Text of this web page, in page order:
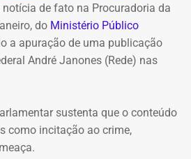
de fato na Procuradoria da
do Ministério Público
a apuração de uma publicação
André Janones (Rede) nas
sustenta que o conteúdo
como incitação ao crime,